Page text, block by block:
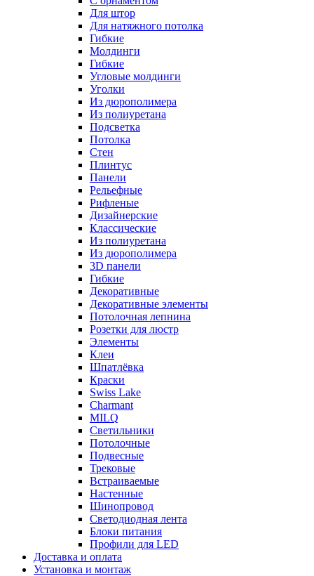
Для штор
Для натяжного потолка
Гибкие
Молдинги
Гибкие
Угловые молдинги
Уголки
Из дюрополимера
Из полиуретана
Подсветка
Потолка
Стен
Плинтус
Панели
Рельефные
Рифленые
Дизайнерские
Классические
Из полиуретана
Из дюрополимера
3D панели
Гибкие
Декоративные
Декоративные элементы
Потолочная лепнина
Розетки для люстр
Элементы
Клеи
Шпатлёвка
Краски
Swiss Lake
Charmant
MILQ
Светильники
Потолочные
Подвесные
Трековые
Встраиваемые
Настенные
Шинопровод
Светодиодная лента
Блоки питания
Профили для LED
Доставка и оплата
Установка и монтаж